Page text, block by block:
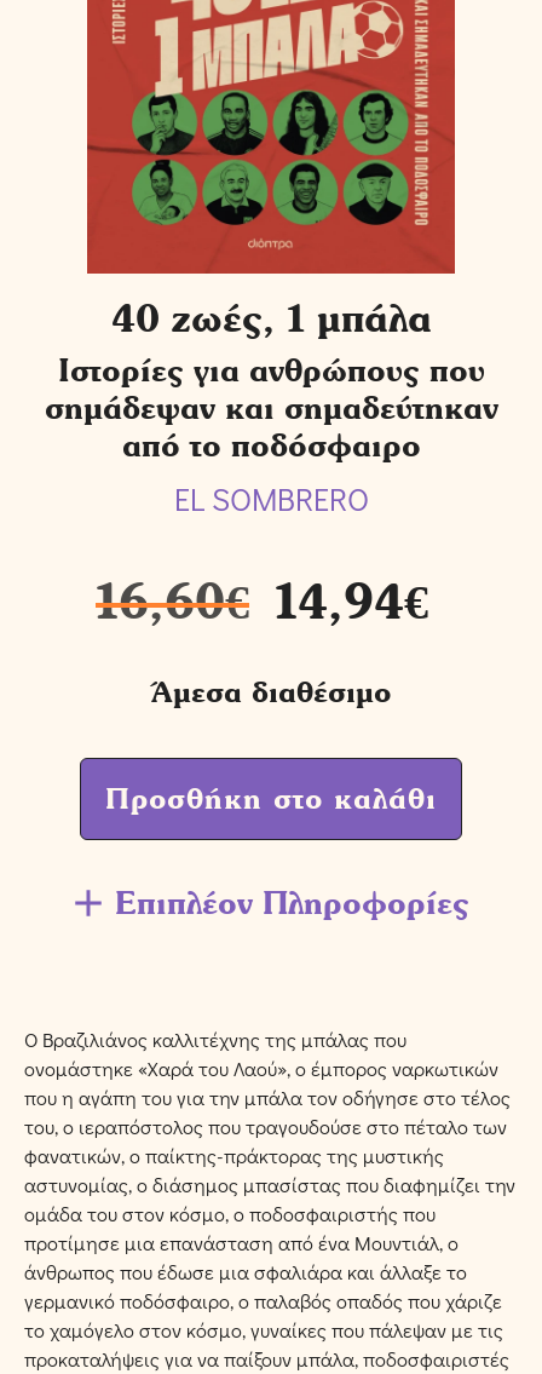
40 ζωές, 1 μπάλα
Ιστορίες για ανθρώπους που
σημάδεψαν και σημαδεύτηκαν
από το ποδόσφαιρο
EL SOMBRERO
16,60€ 14,94€
Άμεσα διαθέσιμο
Προσθήκη στο καλάθι
Επιπλέον Πληροφορίες
Ο Βραζιλιάνος καλλιτέχνης της μπάλας που
ονομάστηκε «Χαρά του Λαού», ο έμπορος ναρκωτικών
που η αγάπη του για την μπάλα τον οδήγησε στο τέλος
του, ο ιεραπόστολος που τραγουδούσε στο πέταλο των
φανατικών, ο παίκτης-πράκτορας της μυστικής
αστυνομίας, ο διάσημος μπασίστας που διαφημίζει την
ομάδα του στον κόσμο, ο ποδοσφαιριστής που
προτίμησε μια επανάσταση από ένα Μουντιάλ, ο
άνθρωπος που έδωσε μια σφαλιάρα και άλλαξε το
γερμανικό ποδόσφαιρο, ο παλαβός οπαδός που χάριζε
το χαμόγελο στον κόσμο, γυναίκες που πάλεψαν με τις
προκαταλήψεις για να παίξουν μπάλα, ποδοσφαιριστές